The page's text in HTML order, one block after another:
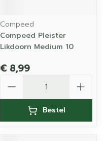
Compeed
Compeed Pleister
Likdoorn Medium 10
€ 8,99
Bestel